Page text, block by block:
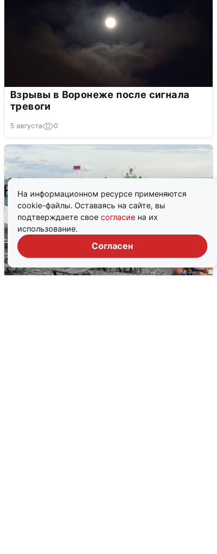
На информационном ресурсе применяются
cookie-файлы. Оставаясь на сайте, вы
подтверждаете свое согласие на их
использование.
Согласен
Взрывы в Воронеже после сигнала
тревоги
5 августа 0